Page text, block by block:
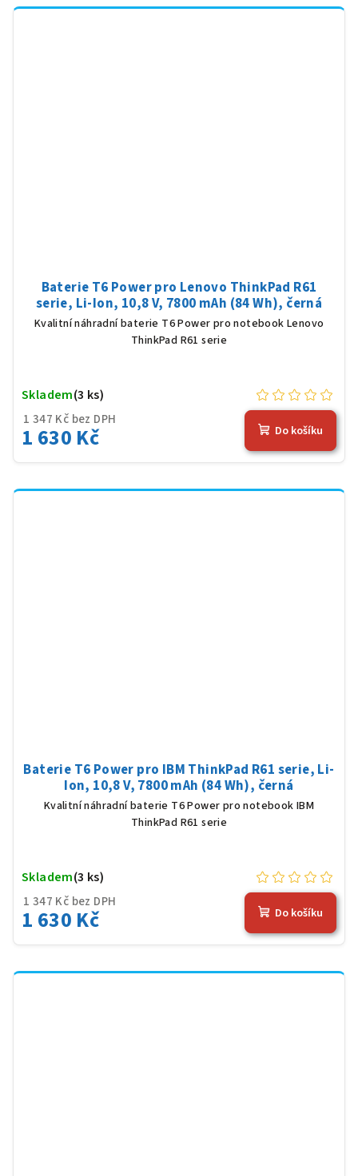
Baterie T6 Power pro Lenovo ThinkPad R61
serie, Li-Ion, 10,8 V, 7800 mAh (84 Wh), černá
Kvalitní náhradní baterie T6 Power pro notebook Lenovo
ThinkPad R61 serie
1 347 Kč bez DPH
1 630 Kč
Skladem(3 ks)
Do košíku
Baterie T6 Power pro IBM ThinkPad R61 serie, Li-
Ion, 10,8 V, 7800 mAh (84 Wh), černá
Kvalitní náhradní baterie T6 Power pro notebook IBM
ThinkPad R61 serie
1 347 Kč bez DPH
1 630 Kč
Skladem(3 ks)
Do košíku